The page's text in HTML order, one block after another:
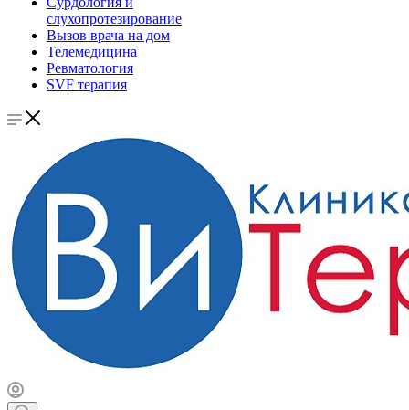
слухопротезирование
Вызов врача на дом
Телемедицина
Ревматология
SVF терапия